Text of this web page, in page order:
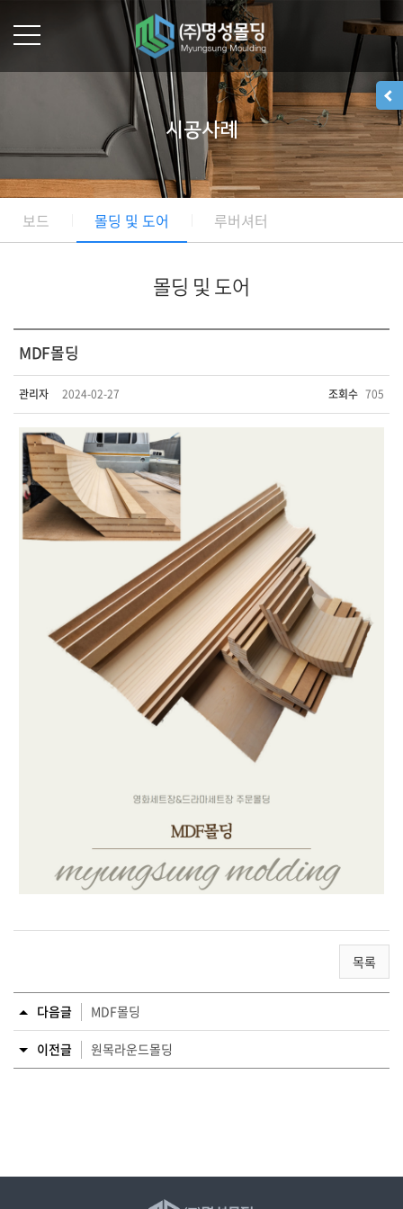
시공사례
보드 몰딩 및 도어 루버셔터
몰딩 및 도어
MDF몰딩
관리자 2024-02-27 조회수 705
목록
다음글 MDF몰딩
이전글 원목라운드몰딩